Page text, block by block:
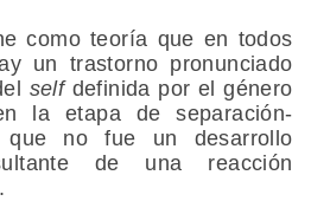
como teoría que en todos
un trastorno pronunciado
selfdefinida por el género
la etapa de separación-
que no fue un desarrollo
de una reacción